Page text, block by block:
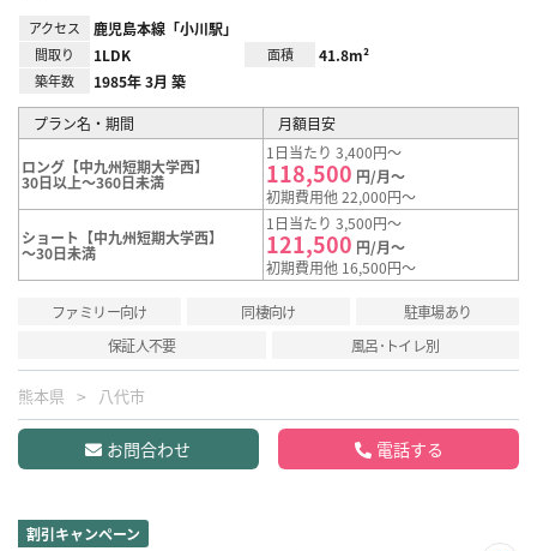
アクセス 鹿児島本線「小川駅」
間取り 1LDK 面積 41.8m²
築年数 1985年 3月 築
プラン名・期間 月額目安
ロング【中九州短期大学西】
30日以上～360日未満
1日当たり 3,400円～
118,500 円/月～
初期費用他 22,000円～
ショート【中九州短期大学西】
～30日未満
1日当たり 3,500円～
121,500 円/月～
初期費用他 16,500円～
ファミリー向け 同棲向け
駐車場あり
保証人不要
風呂･トイレ別
熊本県 八代市
お問合わせ 電話する
割引キャンペーン